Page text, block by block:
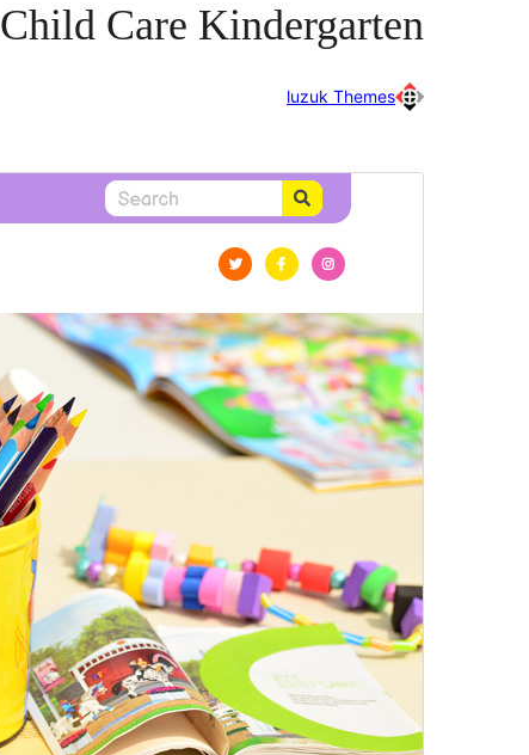
Child Care Kindergarten
luzuk Themes